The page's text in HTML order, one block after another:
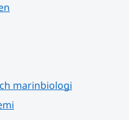
marinbiologi